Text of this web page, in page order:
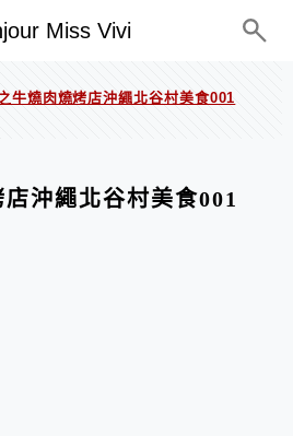
Miss Vivi
牛燒肉燒烤店沖繩北谷村美食001
沖繩北谷村美食001